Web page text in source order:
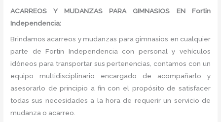
ACARREOS Y MUDANZAS PARA GIMNASIOS EN Fortin
Independencia:
Brindamos acarreos y mudanzas para gimnasios en cualquier
parte de Fortin Independencia con personal y vehículos
idóneos para transportar sus pertenencias, contamos con un
equipo multidisciplinario encargado de acompañarlo y
asesorarlo de principio a fin con el propósito de satisfacer
todas sus necesidades a la hora de requerir un servicio de
mudanza o acarreo.